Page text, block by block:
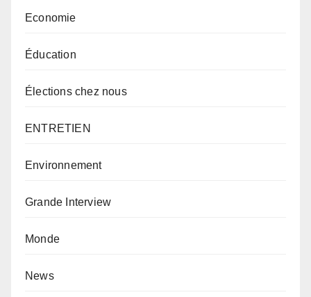
Economie
Éducation
Élections chez nous
ENTRETIEN
Environnement
Grande Interview
Monde
News